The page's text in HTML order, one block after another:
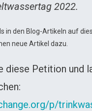
2022.
in den Blog-Artikeln auf
neue Artikel dazu.
diese Petition und
p/